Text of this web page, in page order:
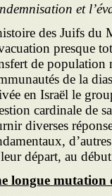
et
des Juifs du
presque
de population
de la
en Israël le
cardinale de
diverses
départ, au
longue mutation